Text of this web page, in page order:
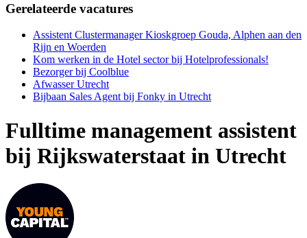
Gerelateerde vacatures
Assistent Clustermanager Kioskgroep Gouda, Alphen aan den
Rijn en Woerden
Kom werken in de Hotel sector bij Hotelprofessionals!
Bezorger bij Coolblue
Afwasser Utrecht
Bijbaan Sales Agent bij Fonky in Utrecht
Fulltime management assistent
bij Rijkswaterstaat in Utrecht